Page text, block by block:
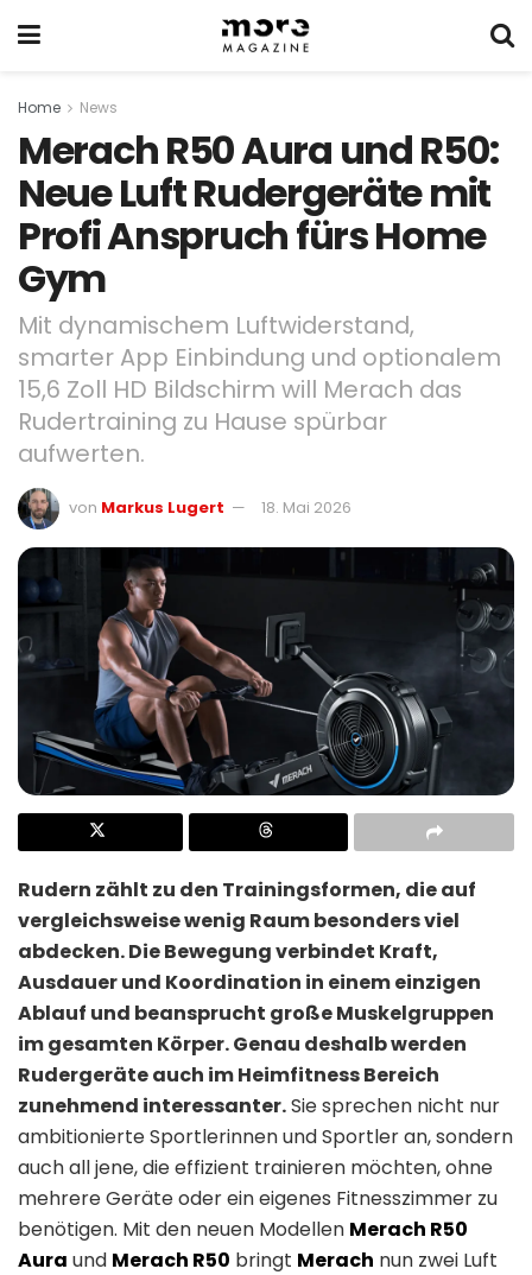
Home News
Merach R50 Aura und R50:
Neue Luft Rudergeräte mit
Profi Anspruch fürs Home
Gym
Mit dynamischem Luftwiderstand,
smarter App Einbindung und optionalem
15,6 Zoll HD Bildschirm will Merach das
Rudertraining zu Hause spürbar
aufwerten.
von Markus Lugert 18. Mai 2026
Rudern zählt zu den Trainingsformen, die auf
vergleichsweise wenig Raum besonders viel
abdecken. Die Bewegung verbindet Kraft,
Ausdauer und Koordination in einem einzigen
Ablauf und beansprucht große Muskelgruppen
im gesamten Körper. Genau deshalb werden
Rudergeräte auch im Heimfitness Bereich
zunehmend interessanter.Sie sprechen nicht nur
ambitionierte Sportlerinnen und Sportler an, sondern
auch all jene, die effizient trainieren möchten, ohne
mehrere Geräte oder ein eigenes Fitnesszimmer zu
benötigen. Mit den neuen Modellen Merach R50
Aura und Merach R50 bringt Merach nun zwei Luft